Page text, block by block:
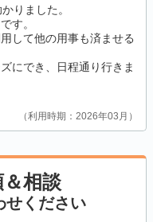
りました。
す。
して他の用事も済ませる
にでき、日程通り行きま
利用時期：2026年03月
相談
せください